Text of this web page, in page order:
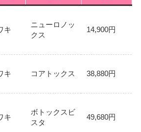
キ
ニューロノッ
クス
14,900円
キ コアトックス 38,880円
キ
ボトックスビ
スタ
49,680円